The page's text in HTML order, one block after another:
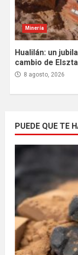
Minería
Hualilán: un
cambio de
8 agosto, 2026
PUEDE QUE TE